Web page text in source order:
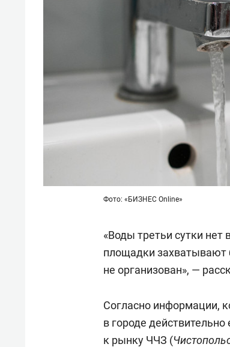
Фото: «БИЗНЕС Online»
«Воды третьи сутки нет
площадки захватывают
не организован», —
Согласно информации,
в городе
к рынку ЧЧЗ (